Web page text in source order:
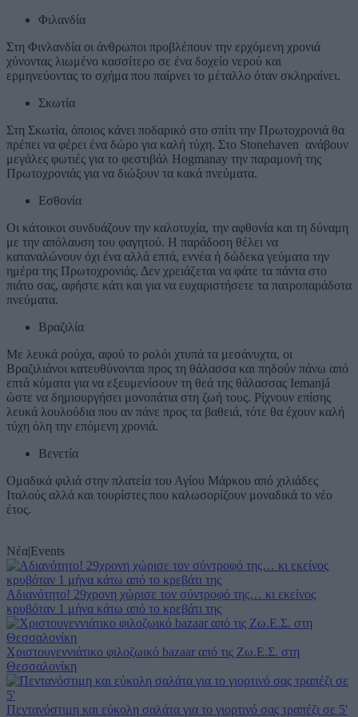
Φιλανδία
Στη Φινλανδία οι άνθρωποι προβλέπουν την ερχόμενη χρονιά
χύνοντας λιωμένο κασσίτερο σε ένα δοχείο νερού και
ερμηνεύοντας το σχήμα που παίρνει το μέταλλο όταν σκληραίνει.
Σκωτία
Στη Σκωτία, όποιος κάνει ποδαρικό στο σπίτι την Πρωτοχρονιά θα
πρέπει να φέρει ένα δώρο για καλή τύχη. Στο Stonehaven ανάβουν
μεγάλες φωτιές για το φεστιβάλ Hogmanay την παραμονή της
Πρωτοχρονιάς για να διώξουν τα κακά πνεύματα.
Εσθονία
Οι κάτοικοι συνδυάζουν την καλοτυχία, την αφθονία και τη δύναμη
με την απόλαυση του φαγητού. Η παράδοση θέλει να
καταναλώνουν όχι ένα αλλά επτά, εννέα ή δώδεκα γεύματα την
ημέρα της Πρωτοχρονιάς. Δεν χρειάζεται να φάτε τα πάντα στο
πιάτο σας, αφήστε κάτι και για να ευχαριστήσετε τα πατροπαράδοτα
πνεύματα.
Βραζιλία
Με λευκά ρούχα, αφού το ρολόι χτυπά τα μεσάνυχτα, οι
Βραζιλιάνοι κατευθύνονται προς τη θάλασσα και πηδούν πάνω από
επτά κύματα για να εξευμενίσουν τη θεά της θάλασσας Iemanjá
ώστε να δημιουργήσει μονοπάτια στη ζωή τους. Ρίχνουν επίσης
λευκά λουλούδια που αν πάνε προς τα βαθειά, τότε θα έχουν καλή
τύχη όλη την επόμενη χρονιά.
Βενετία
Ομαδικά φιλιά στην πλατεία του Αγίου Μάρκου από χιλιάδες
Ιταλούς αλλά και τουρίστες που καλωσορίζουν μοναδικά το νέο
έτος.
Νέα|Events
Αδιανότητο! 29χρονη χώρισε τον σύντροφό της… κι εκείνος
κρυβόταν 1 μήνα κάτω από το κρεβάτι της
Χριστουγεννιάτικο φιλοζωικό bazaar από τις Ζω.Ε.Σ. στη
Θεσσαλονίκη
Πεντανόστιμη και εύκολη σαλάτα για το γιορτινό σας τραπέζι σε 5'